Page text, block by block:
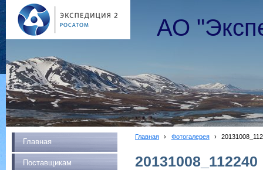
АО
Главная
Поставщикам
Главная › Фотогалерея ›
20131008_112240